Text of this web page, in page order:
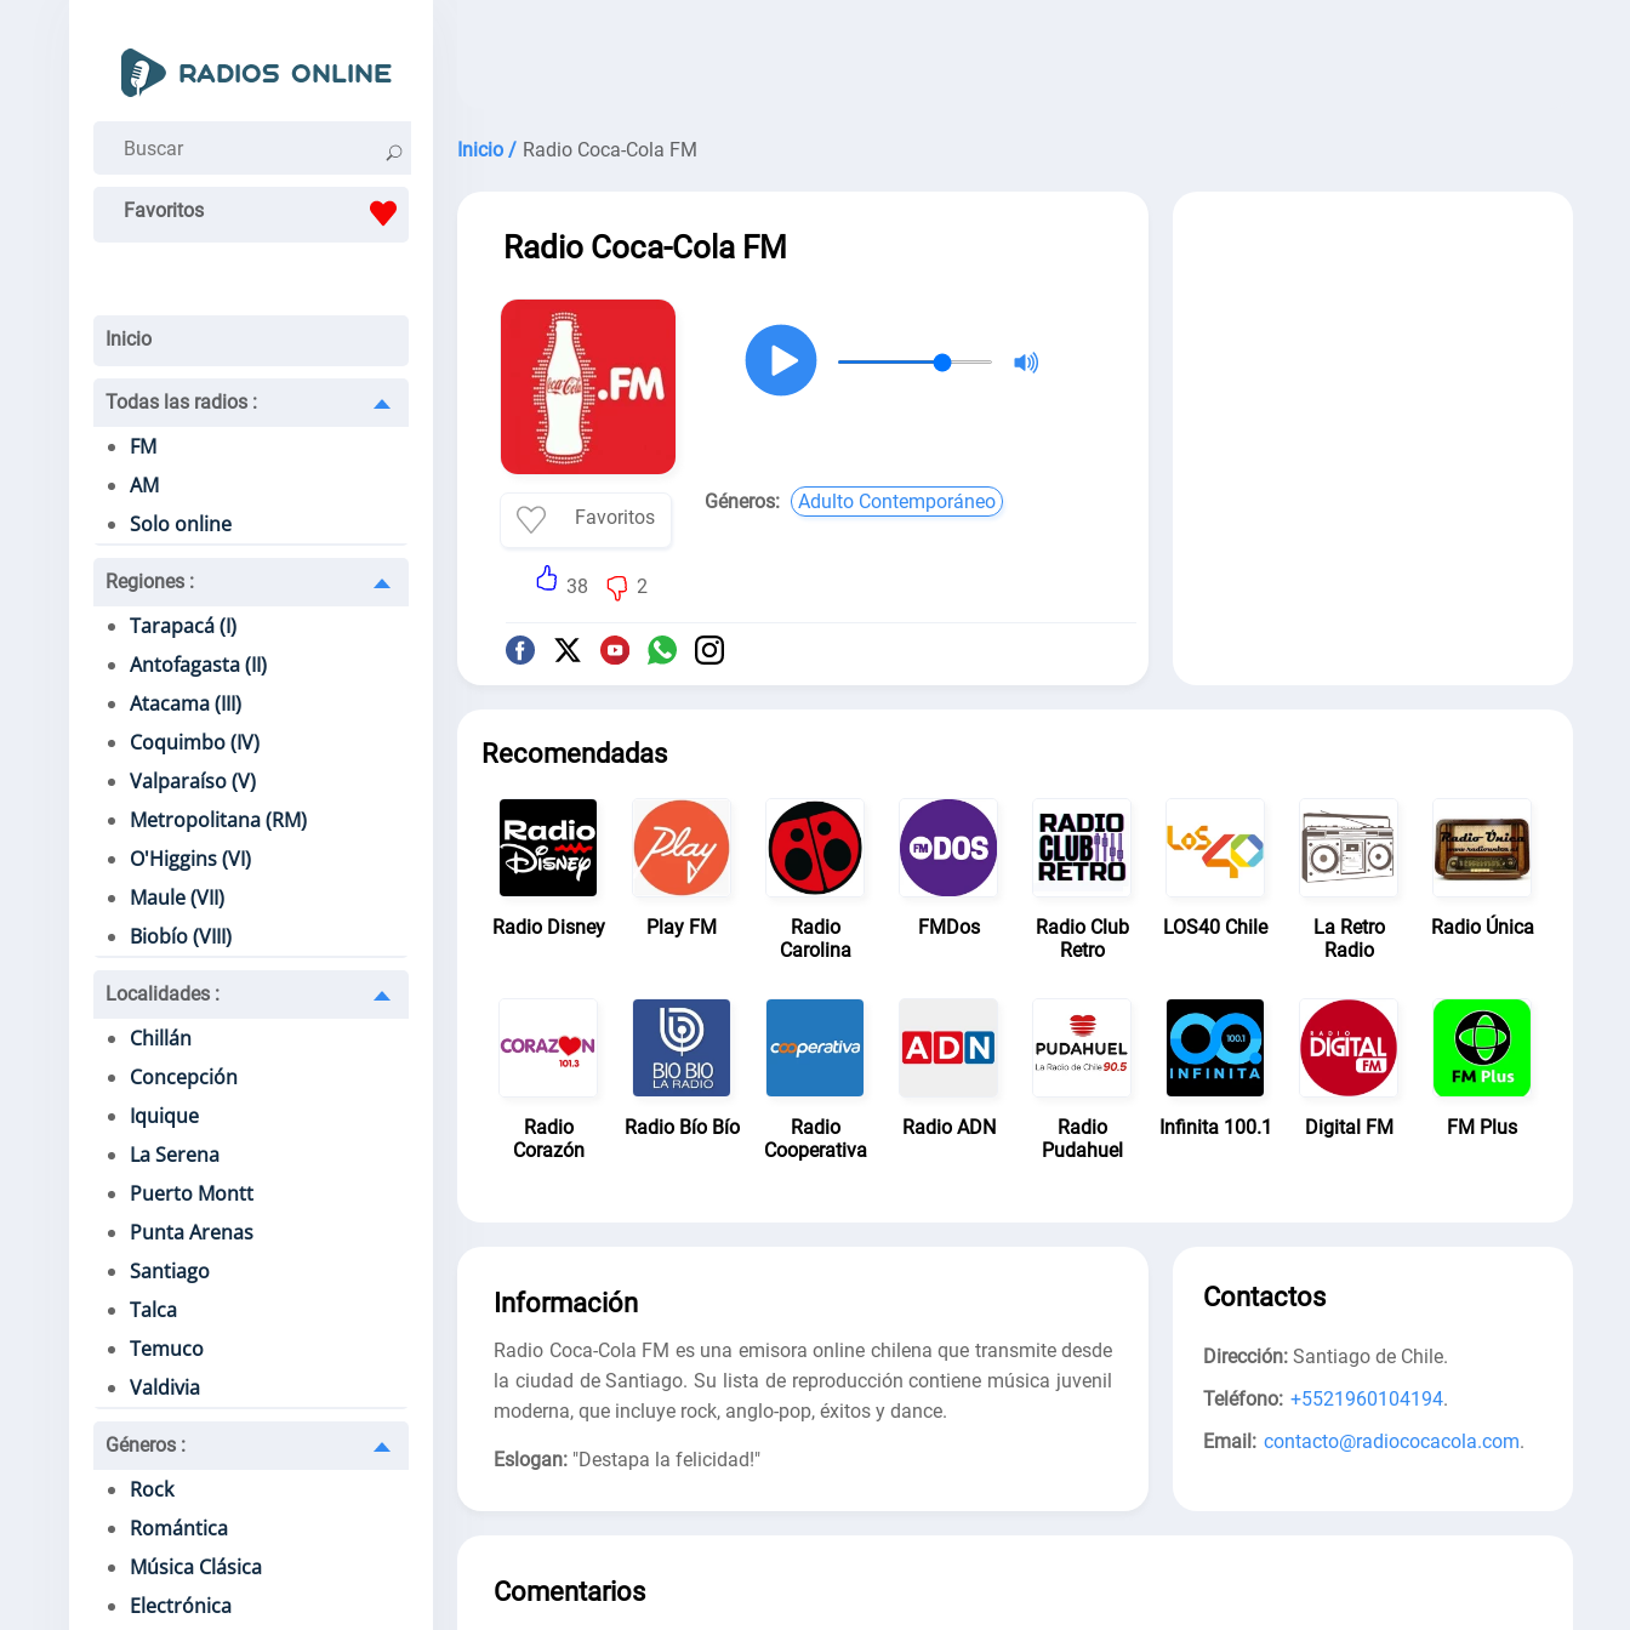
Favoritos
Inicio
Todas las radios :
FM
AM
Solo online
Regiones :
Tarapacá (I)
Antofagasta (II)
Atacama (III)
Coquimbo (IV)
Valparaíso (V)
Metropolitana (RM)
O'Higgins (VI)
Maule (VII)
Biobío (VIII)
Localidades :
Chillán
Concepción
Iquique
La Serena
Puerto Montt
Punta Arenas
Santiago
Talca
Temuco
Valdivia
Géneros :
Rock
Romántica
Música Clásica
Electrónica
Inicio / Radio Coca-Cola FM
Radio Coca-Cola FM
Favoritos
38 2
Géneros: Adulto Contemporáneo
Recomendadas
Radio Disney Play FM
Radio
Carolina
FMDos
Radio Club
Retro
LOS40 Chile
La Retro
Radio
Radio Única
Radio
Corazón
Radio Bío Bío
Radio
Cooperativa
Radio ADN
Radio
Pudahuel
Infinita 100.1 Digital FM FM Plus
Información
Radio Coca-Cola FM es una emisora ​​online chilena que transmite desde
la ciudad de Santiago. Su lista de reproducción contiene música juvenil
moderna, que incluye rock, anglo-pop, éxitos y dance.
Eslogan: "Destapa la felicidad!"
Contactos
Dirección: Santiago de Chile.
Teléfono: +5521960104194.
Email: contacto@radiococacola.com.
Comentarios